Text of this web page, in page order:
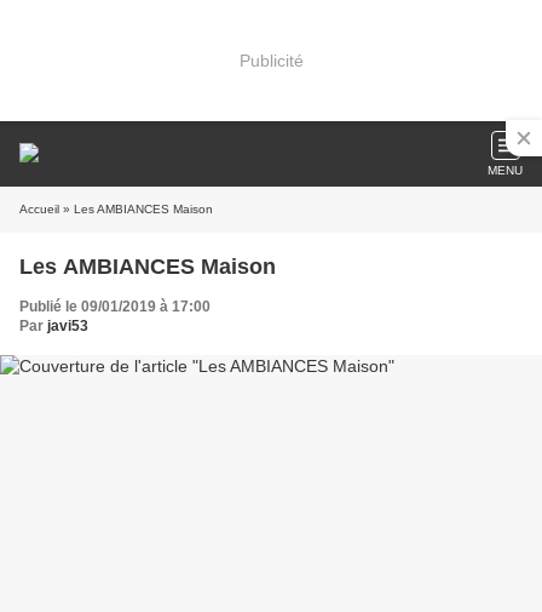
Publicité
MENU
Accueil » Les AMBIANCES Maison
Les AMBIANCES Maison
Publié le 09/01/2019 à 17:00
Par javi53